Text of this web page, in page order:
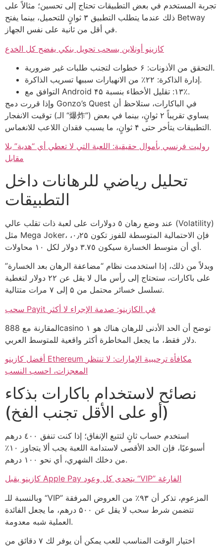
تجربة المستخدم في بعض التطبيقات تحتاج إلى تحسين؛ مثالاً على
ذلك عندما يتطلب التطبيق ۳ ثوانٍ للتحميل، بينما يفتح Betway
في أقل من ثانية على نفس الجهاز.
كازينو أونلاين بسحب تحويل بنكي يفضح كل الخدع
التحقق من الأذونات: ۶ خطوات لتجنب طلبات غير ضرورية.
إدارة الذاكرة: ۲۲٪ من الانهيارات سببها تسريب الذاكرة.
التوافق مع Android ١٣: تقليل الأخطاء بنسبة ۴۵٪.
وإذا قررت دمج Gonzo’s Quest في الباكارات، ستلاحظ أن
توقيت الانفجار (الـ “爆炸”) يساوي تقريباً ۲ ثوانٍ، بينما في بعض
التطبيقات يتأخر حتى ۴ ثوانٍ، ما يسبب فقدان اللاعب للانغماس.
روليت فرنسي بأموال حقيقية: اللعبة التي لا تعطي أي “هدية” بلا
مقابل
تحليل رياضي للرهانات داخل
التطبيقات
عند وضع رهان ٥ دولارات على لعبة ذات تقلب عالي (Volatility)
مثل Mega Joker، فإن الاحتمالية المتوسطة للفوز تكون ۰٫۲۵،
أي أن متوسط الخسارة سيكون ۳.۷٥ دولار لكل ۱۰ محاولات.
وبدلاً من ذلك، إذا استخدمت نظام “مضاعفة الرهان بعد الخسارة”
على باكارات، ستحتاج إلى رأس مال لا يقل عن ۲۲ دولار لتغطية
تسلسل خسائر محتمل من ۵ إلى ۷ مرات متتالية.
سحب Payit في الكازينو: صدمة الإجراء لا أكثر
المقارنة مع 888casino توضح أن الحد الأدنى للرهان هناك هو ۱
دلار فقط، ما يجعل المخاطرة أكثر واقعية للمتوسط العربي.
أفضل كازينو Ethereum مكافأة ترحيبية الإمارات: لا تنتظر
المعجزات، احسب النسب
نصائح لاستخدام باكارات بذكاء
(أو على الأقل تجنب الفخ)
استخدم حساب ثانٍ لتتبع الإنفاق؛ إذا كنت تنفق ٤٠٠ درهم
أسبوعيًا، فإن الحد الأقصى لاستدامة اللعبة يجب ألا يتجاوز ۱۰٪
من دخلك الشهري، أي نحو ١٠٠ درهم.
كازينو يقبل Apple Pay يتحدى كل وعود “VIP” الفارغة
وبالنسبة للـ “VIP” المزعوم، تذكر أن ۹۳٪ من العروض المرفقة
تتضمن شرط سحب لا يقل عن ۵۰۰ درهم، ما يجعل الفائدة
العملية شبه معدومة.
اختيار الوقت المناسب للعب يمكن أن يوفر لك ۷ دقائق من